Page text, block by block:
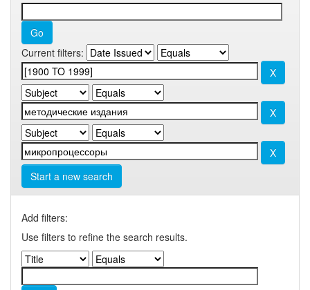
Current filters:
Start a new search
Add filters:
Use filters to refine the search results.